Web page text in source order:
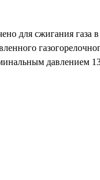
для сжигания
давлением